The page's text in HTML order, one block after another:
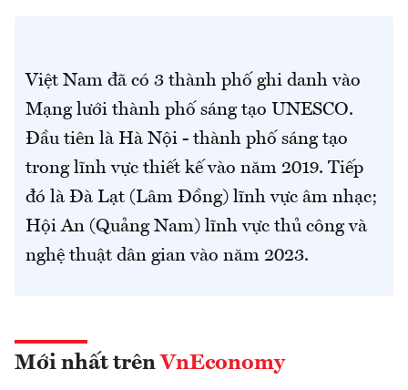
Việt Nam đã có 3 thành phố ghi danh vào
Mạng lưới thành phố sáng tạo UNESCO.
Đầu tiên là Hà Nội - thành phố sáng tạo
trong lĩnh vực thiết kế vào năm 2019. Tiếp
đó là Đà Lạt (Lâm Đồng) lĩnh vực âm nhạc;
Hội An (Quảng Nam) lĩnh vực thủ công và
nghệ thuật dân gian vào năm 2023.
Mới nhất trên VnEconomy